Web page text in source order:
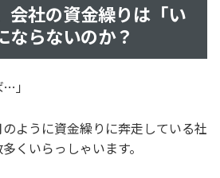
会社の資金繰りは「い
ならないのか？
」
ように資金繰りに奔走している社
くいらっしゃいます。